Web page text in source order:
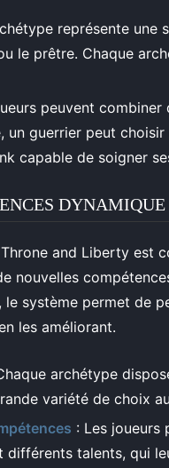
représente
le prêtre. Chaque
peuvent
un guerrier peut
capable de soigner
DYNAMIQUE
and Liberty est
nouvelles
système permet de
les améliorant.
archétype
variété de choix
: Les joueurs
différents talents, qui